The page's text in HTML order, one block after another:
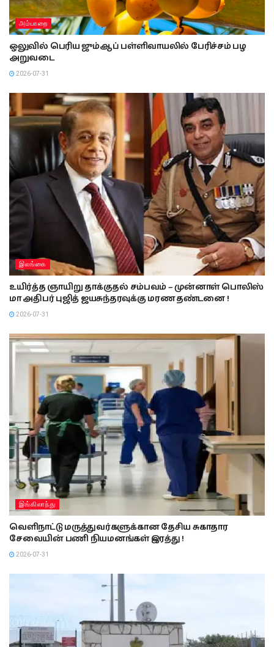
அம்பாறை
ஒலுவில் பெரிய ஜும்ஆப் பள்ளிவாயலில் பேரிச்சம் பழ
அறுவடை
2026-07-31
இலங்கை
உயிர்த்த ஞாயிறு தாக்குதல் சம்பவம் – முன்னாள் பொலிஸ்
மா அதிபர் புஜித் ஜயசுந்தரவுக்கு மரண தண்டனை !
2026-07-31
இங்கிலாந்து
வெளிநாட்டு மருத்துவர்களுக்கான தேசிய சுகாதார
சேவையின் பணி நியமனங்கள் இரத்து !
2026-07-31